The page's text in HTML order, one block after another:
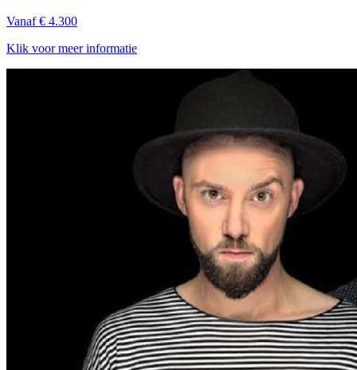
Vanaf € 4.300
Klik voor meer informatie